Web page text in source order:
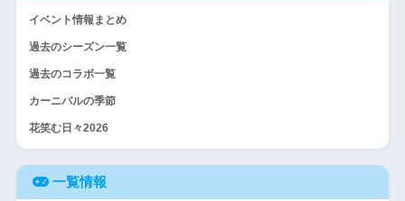
イベント情報まとめ
過去のシーズン一覧
過去のコラボ一覧
カーニバルの季節
花笑む日々2026
一覧情報